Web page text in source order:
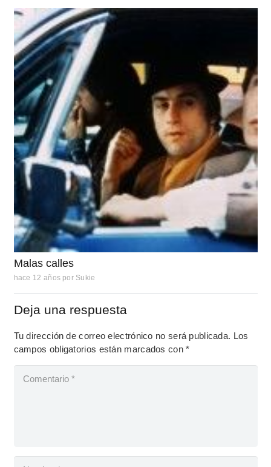
Malas calles
hace 12 años por Sukie
Deja una respuesta
Tu dirección de correo electrónico no será publicada. Los
campos obligatorios están marcados con*